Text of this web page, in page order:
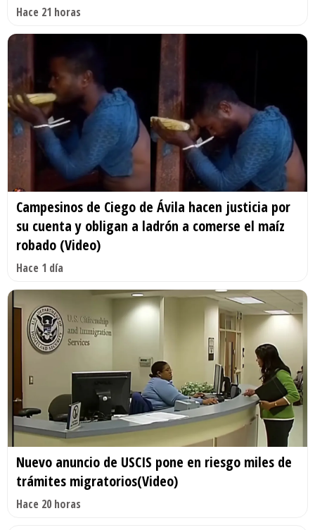
Hace 21 horas
Campesinos de Ciego de Ávila hacen justicia por
su cuenta y obligan a ladrón a comerse el maíz
robado (Video)
Hace 1 día
Nuevo anuncio de USCIS pone en riesgo miles de
trámites migratorios(Video)
Hace 20 horas